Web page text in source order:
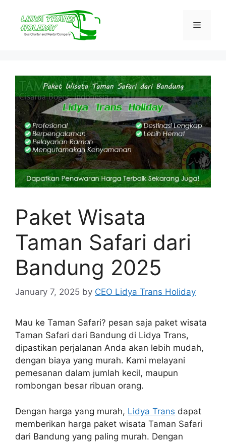
content
Menu
Paket Wisata
Taman Safari dari
Bandung 2025
January 7, 2025 by CEO Lidya Trans Holiday
Mau ke Taman Safari? pesan saja paket wisata
Taman Safari dari Bandung di Lidya Trans,
dipastikan perjalanan Anda akan lebih mudah,
dengan biaya yang murah. Kami melayani
pemesanan dalam jumlah kecil, maupun
rombongan besar ribuan orang.
Dengan harga yang murah, Lidya Trans dapat
memberikan harga paket wisata Taman Safari
dari Bandung yang paling murah. Dengan